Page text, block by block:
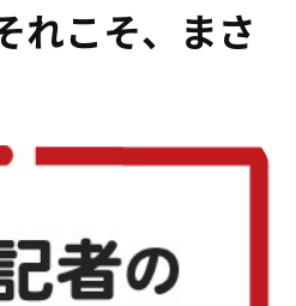
れこそ、まさ